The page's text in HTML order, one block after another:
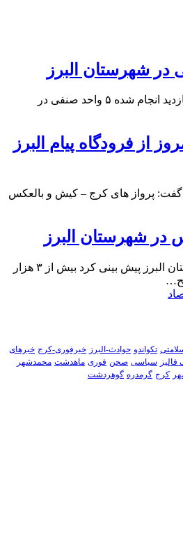
محمد نصیری گفت: در ۴۵ بازدید انجام شده ۵ واحد صنفی در
از فرودگاه پیام البرز
گفت: پرواز های کرج – کیش و بالعکس
در شهرستان البرز
مدیر جهاد کشاورزی شهرستان البرز پیش بینی کرد بیش از ۳ هزار
تکواندو حوادث-البرز خبرفوری-کرج خبرهای
سیاسی صحن فوری ماهدشت محمدشهر
کرج گرمدره گوهردشت